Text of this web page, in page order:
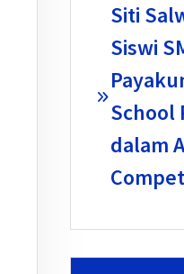
Siti
Siswi
School
dalam